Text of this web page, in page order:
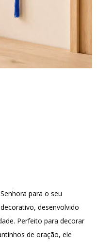
para o seu
desenvolvido
Perfeito para decorar
de oração, ele